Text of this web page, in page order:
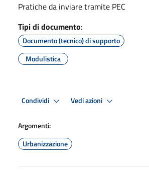
Pratiche da inviare tramite PEC
Tipi di documento:
Documento (tecnico) di supporto
Modulistica
Condividi Vedi azioni
Argomenti:
Urbanizzazione